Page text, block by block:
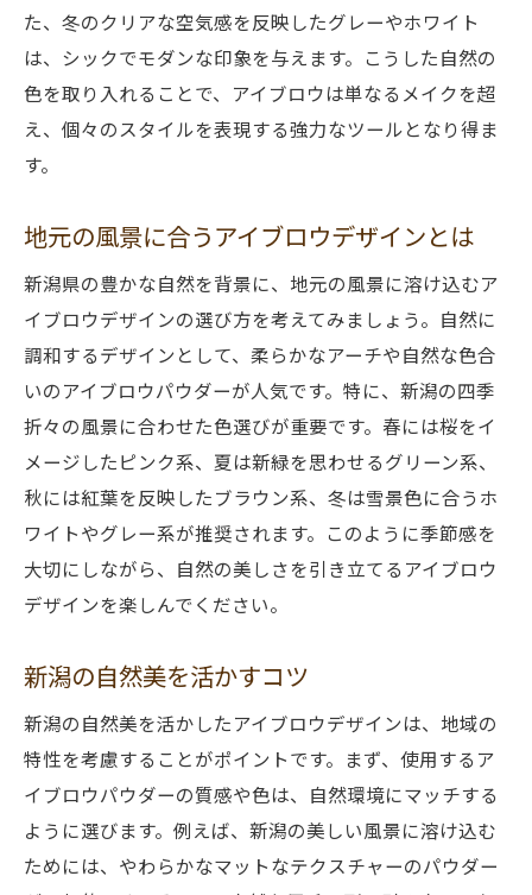
自然と個性の調和を目指すアイブロウ
新潟の自然を反映した個性的アイブロウ
新潟県のアイブロウパウダー選びであなたの魅
力を最大限に引き出す方法
立てる
新潟の自然を感じるパウダー選びのコツ
魅力を最大限に引き出すためのアイブロウ
選び
自分に合うアイブロウパウダーの見つけ方
新潟の自然を背景にした魅力的デザイン
た、冬のクリアな空気感を反映したグレーやホワイト
は、シックでモダンな印象を与えます。こうした自然の
色を取り入れることで、アイブロウは単なるメイクを超
え、個々のスタイルを表現する強力なツールとなり得ま
す。
地元の風景に合うアイブロウデザインとは
新潟県の豊かな自然を背景に、地元の風景に溶け込むア
イブロウデザインの選び方を考えてみましょう。自然に
調和するデザインとして、柔らかなアーチや自然な色合
いのアイブロウパウダーが人気です。特に、新潟の四季
折々の風景に合わせた色選びが重要です。春には桜をイ
メージしたピンク系、夏は新緑を思わせるグリーン系、
秋には紅葉を反映したブラウン系、冬は雪景色に合うホ
ワイトやグレー系が推奨されます。このように季節感を
大切にしながら、自然の美しさを引き立てるアイブロウ
デザインを楽しんでください。
新潟の自然美を活かすコツ
新潟の自然美を活かしたアイブロウデザインは、地域の
特性を考慮することがポイントです。まず、使用するア
イブロウパウダーの質感や色は、自然環境にマッチする
ように選びます。例えば、新潟の美しい風景に溶け込む
ためには、やわらかなマットなテクスチャーのパウダー